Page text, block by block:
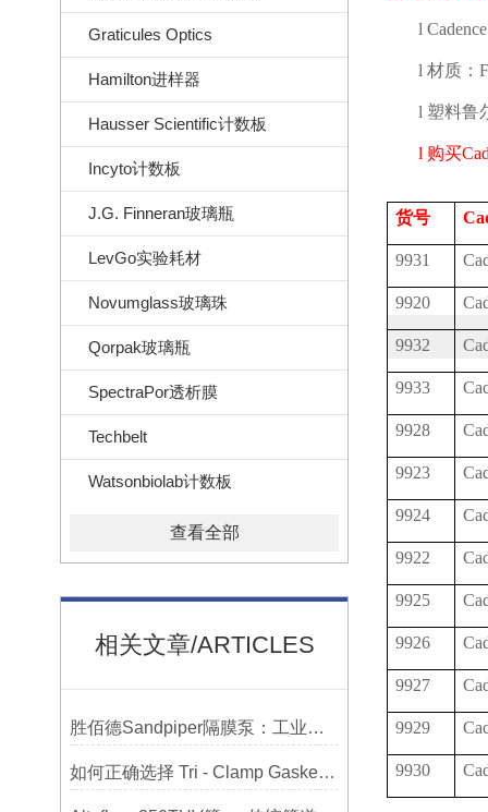
Graticules Optics
Hamilton进样器
Hausser Scientific计数板
Incyto计数板
J.G. Finneran玻璃瓶
LevGo实验耗材
Novumglass玻璃珠
Qorpak玻璃瓶
SpectraPor透析膜
Techbelt
Watsonbiolab计数板
查看全部
相关文章/ARTICLES
胜佰德Sandpiper隔膜泵：工业流体输送的可靠动力解决方案
如何正确选择 Tri - Clamp Gasket 垫圈的材质与尺寸？
l
l 材质：
l 塑料鲁
l 购买
货号
9931
9920
9932
9933
9928
9923
9924
9922
9925
9926
9927
9929
9930